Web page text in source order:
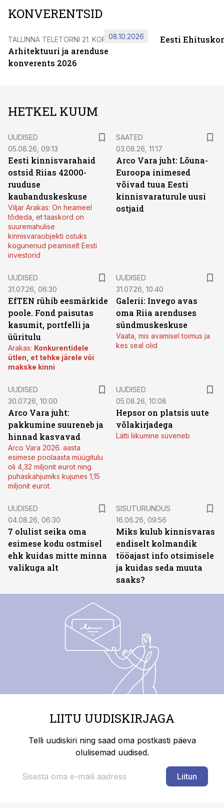
KONVERENTSID
TALLINNA TELETORNI 21. KORRUSEL
Arhitektuuri ja arenduse
konverents 2026
08.10.2026 Eesti
HETKEL KUUM
UUDISED
05.08.26, 09:13
Eesti kinnisvarahaid
ostsid Riias 42000-
ruuduse
kaubanduskeskuse
Viljar Arakas: On heameel
tõdeda, et taaskord on
suuremahulise
kinnisvaraobjekti ostuks
kogunenud peamiselt Eesti
investorid
SAATED
03.08.26, 11:17
Arco Vara juht: Lõuna-
Euroopa inimesed
võivad tuua Eesti
kinnisvaraturule uusi
ostjaid
UUDISED
31.07.26, 06:30
EfTEN rühib eesmärkide
poole. Fond paisutas
kasumit, portfelli ja
üüritulu
Arakas: Konkurentidele
ütlen, et tehke järele või
makske kinni
UUDISED
31.07.26, 10:40
Galerii: Invego avas
oma Riia arenduses
sündmuskeskuse
Vaata, mis avamisel toimus ja
kes seal olid
UUDISED
30.07.26, 10:00
Arco Vara juht:
pakkumine suureneb ja
hinnad kasvavad
Arco Vara 2026. aasta
esimese poolaasta müügitulu
oli 4,32 miljonit eurot ning
puhaskahjumiks kujunes 1,15
miljonit eurot.
UUDISED
05.08.26, 10:08
Hepsor on platsis uute
võlakirjadega
Lätti liikumine süveneb
UUDISED
04.08.26, 06:30
7 olulist seika oma
esimese kodu ostmisel
ehk kuidas mitte minna
valikuga alt
SISUTURUNDUS
16.06.26, 09:56
Miks kulub kinnisvaras
endiselt kolmandik
tööajast info otsimisele
ja kuidas seda muuta
saaks?
LIITU UUDISKIRJAGA
Telli uudiskiri ning saad oma postkasti päeva
olulisemad uudised.
Liitun